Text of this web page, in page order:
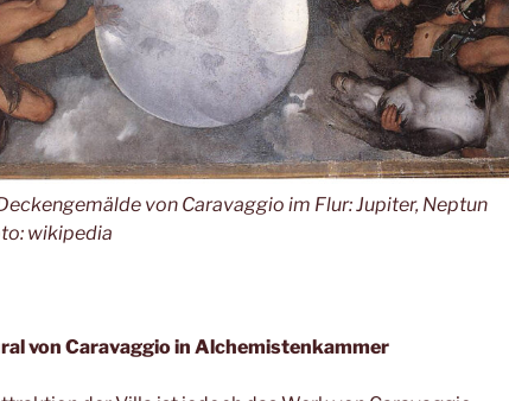
von Caravaggio im Flur: Jupiter, Neptun
wikipedia
von Caravaggio in Alchemistenkammer